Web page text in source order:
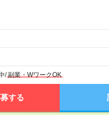
/副業・WワークOK
する